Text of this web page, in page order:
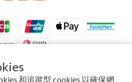
和追蹤型 cookies 以確保網